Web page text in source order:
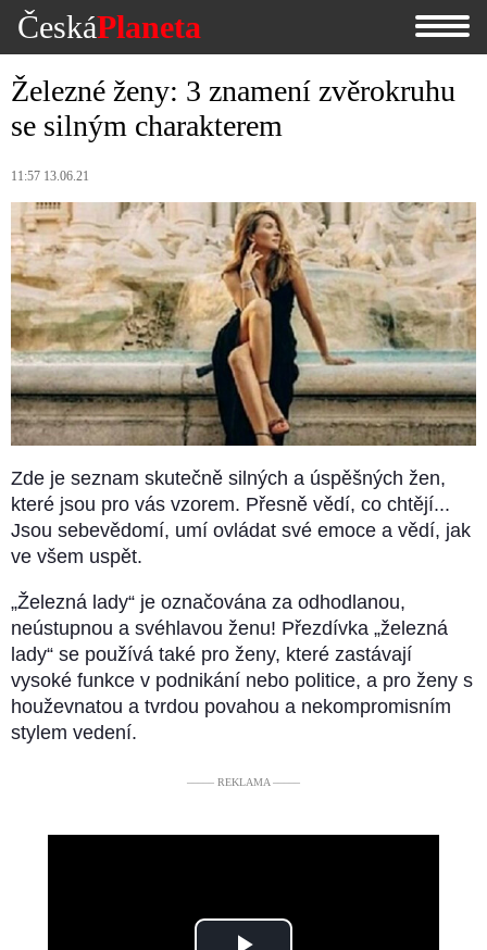
ČeskáPlaneta
Železné ženy: 3 znamení zvěrokruhu
se silným charakterem
11:57 13.06.21
Zde je seznam skutečně silných a úspěšných žen,
které jsou pro vás vzorem. Přesně vědí, co chtějí...
Jsou sebevědomí, umí ovládat své emoce a vědí, jak
ve všem uspět.
„Železná lady“ je označována za odhodlanou,
neústupnou a svéhlavou ženu! Přezdívka „železná
lady“ se používá také pro ženy, které zastávají
vysoké funkce v podnikání nebo politice, a pro ženy s
houževnatou a tvrdou povahou a nekompromisním
stylem vedení.
––––– REKLAMA –––––